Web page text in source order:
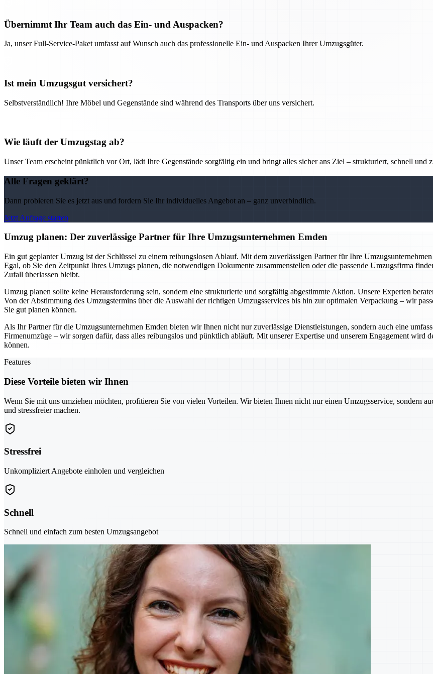
Übernimmt Ihr Team auch das Ein- und Auspacken?
Ja, unser Full-Service-Paket umfasst auf Wunsch auch das professionelle Ein- und Auspacken Ihrer Umzugsgüter.
Ist mein Umzugsgut versichert?
Selbstverständlich! Ihre Möbel und Gegenstände sind während des Transports über uns versichert.
Wie läuft der Umzugstag ab?
Unser Team erscheint pünktlich vor Ort, lädt Ihre Gegenstände sorgfältig ein und bringt alles sicher ans Ziel – strukturiert, schnell und
Alle Fragen geklärt?
Dann probieren Sie es jetzt aus und fordern Sie Ihr individuelles Angebot an – ganz unverbindlich.
Jetzt Anfrage starten
Umzug planen: Der zuverlässige Partner für Ihre Umzugsunternehmen Emden
Ein gut geplanter Umzug ist der Schlüssel zu einem reibungslosen Ablauf. Mit dem zuverlässigen Partner für Ihre
Egal, ob Sie den Zeitpunkt Ihres Umzugs planen, die notwendigen Dokumente zusammenstellen oder die passende Umzugsfirma
Zufall überlassen bleibt.
Umzug planen sollte keine Herausforderung sein, sondern eine strukturierte und sorgfältig abgestimmte Aktion. Unsere Experten
Von der Abstimmung des Umzugstermins über die Auswahl der richtigen Umzugsservices bis hin zur optimalen Verpackung – wir
Sie gut planen können.
Als Ihr Partner für die Umzugsunternehmen Emden bieten wir Ihnen nicht nur zuverlässige Dienstleistungen, sondern auch eine
Firmenumzüge – wir sorgen dafür, dass alles reibungslos und pünktlich abläuft. Mit unserer Expertise und unserem Engagement wird
können.
Features
Diese Vorteile bieten wir Ihnen
Wenn Sie mit uns umziehen möchten, profitieren Sie von vielen Vorteilen. Wir bieten Ihnen nicht nur einen Umzugsservice, sondern
und stressfreier machen.
Stressfrei
Unkompliziert Angebote einholen und vergleichen
Schnell
Schnell und einfach zum besten Umzugsangebot